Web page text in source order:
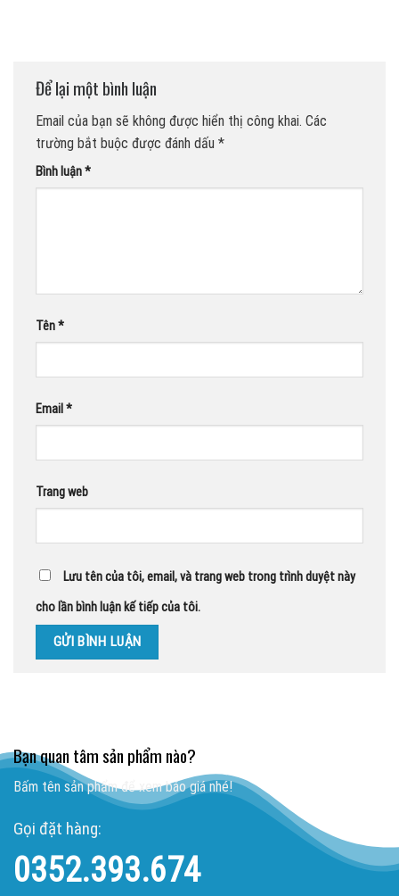
Để lại một bình luận
Email của bạn sẽ không được hiển thị công khai. Các
trường bắt buộc được đánh dấu *
Bình luận*
Tên*
Email *
Trang web
Lưu tên của tôi, email, và trang web trong trình duyệt này
cho lần bình luận kế tiếp của tôi.
Bạn quan tâm sản phẩm nào?
Bấm tên sản phẩm để xem báo giá nhé!
Gọi đặt hàng:
0352.393.674